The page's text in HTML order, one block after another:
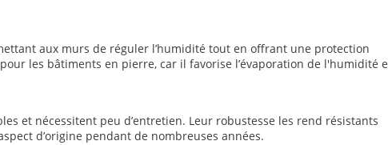
aux murs de réguler l’humidité tout en offrant une protection
les bâtiments en pierre, car il favorise l’évaporation de l'humidité
et nécessitent peu d’entretien. Leur robustesse les rend résistants
d’origine pendant de nombreuses années.